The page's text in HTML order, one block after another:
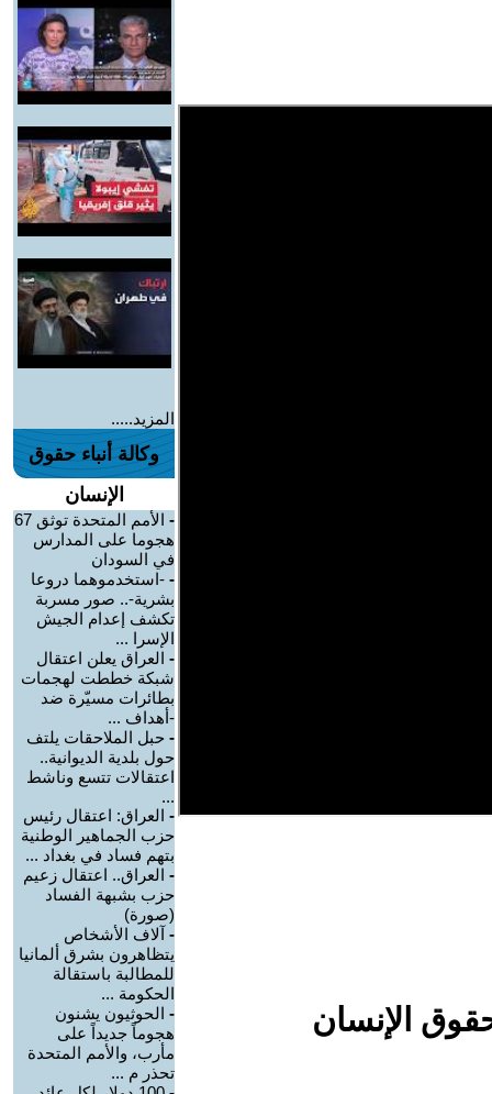
الإنسان
المزيد.....
وكالة أنباء حقوق
الإنسان
-
الأمم المتحدة توثق 67
هجوما على المدارس
في السودان
- -استخدموهما دروعا
بشرية-.. صور مسربة
تكشف إعدام الجيش
الإسرا ...
- العراق يعلن اعتقال
شبكة خططت لهجمات
بطائرات مسيّرة ضد
-أهداف ...
- حبل الملاحقات يلتف
حول بلدية الديوانية..
اعتقالات تتسع وناشط
...
- العراق: اعتقال رئيس
حزب الجماهير الوطنية
بتهم فساد في بغداد ...
- العراق.. اعتقال زعيم
حزب بشبهة الفساد
(صورة)
- آلاف الأشخاص
يتظاهرون بشرق ألمانيا
للمطالبة باستقالة
الحكومة ...
- الحوثيون يشنون
هجوماً جديداً على
مأرب، والأمم المتحدة
تحذر م ...